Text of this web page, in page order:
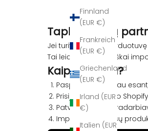
Finnland
(EUR €)
Frankreich
(EUR €)
Griechenland
(EUR €)
Irland (EUR
€)
Italien (EUR
Tapkite mūsų
Jei turiteShopifyparduotuvę
Tai leidžia automatiškai
Kaip tai veikia?
Paspauskite žemiau
Prisijunkite su savo
Patvirtinkite
Importuokite mūsų